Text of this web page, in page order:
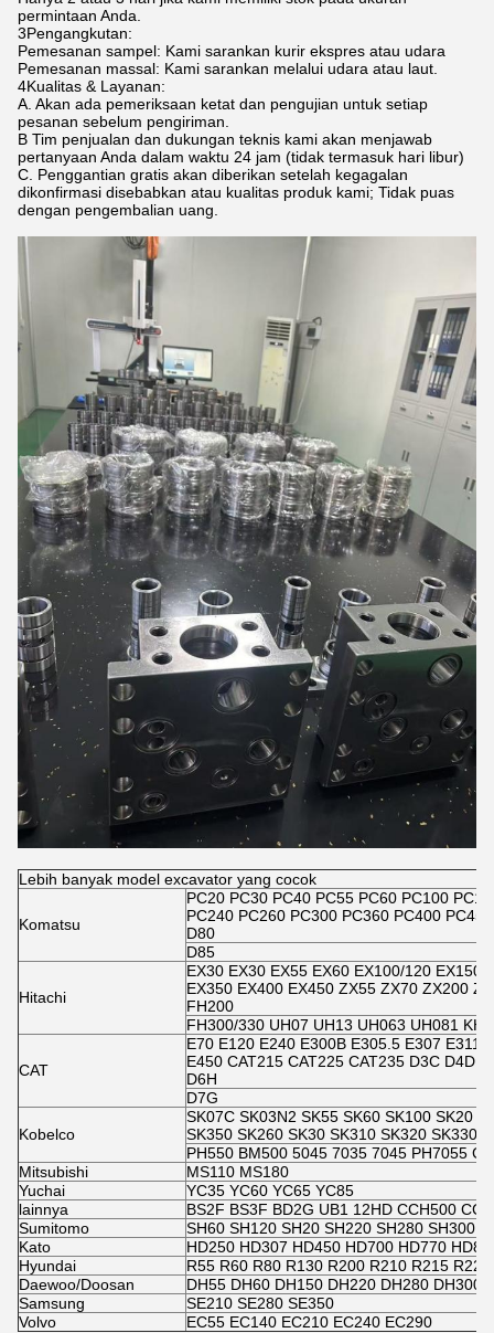
permintaan Anda.
3Pengangkutan:
Pemesanan sampel: Kami sarankan kurir ekspres atau udara
Pemesanan massal: Kami sarankan melalui udara atau laut.
4Kualitas & Layanan:
A. Akan ada pemeriksaan ketat dan pengujian untuk setiap
pesanan sebelum pengiriman.
B Tim penjualan dan dukungan teknis kami akan menjawab
pertanyaan Anda dalam waktu 24 jam (tidak termasuk hari libur)
C. Penggantian gratis akan diberikan setelah kegagalan
dikonfirmasi disebabkan atau kualitas produk kami; Tidak puas
dengan pengembalian uang.
Lebih banyak model excavator yang cocok
Komatsu
PC20 PC30 PC40 PC55 PC60 PC100
PC240 PC260 PC300 PC360 PC400
D80
D85
Hitachi
EX30 EX30 EX55 EX60 EX100/120 EX150
EX350 EX400 EX450 ZX55 ZX70 ZX200
FH200
FH300/330 UH07 UH13 UH063 UH081
CAT
E70 E120 E240 E300B E305.5 E307
E450 CAT215 CAT225 CAT235 D3C D4D
D6H
D7G
Kobelco
SK07C SK03N2 SK55 SK60 SK100 SK20
SK350 SK260 SK30 SK310 SK320 SK330
PH550 BM500 5045 7035 7045 PH7055
Mitsubishi
MS110 MS180
Yuchai
YC35 YC60 YC65 YC85
lainnya
BS2F BS3F BD2G UB1 12HD CCH500
Sumitomo
SH60 SH120 SH20 SH220 SH280 SH300
Kato
HD250 HD307 HD450 HD700 HD770
Hyundai
R55 R60 R80 R130 R200 R210 R215
Daewoo/Doosan
DH55 DH60 DH150 DH220 DH280 DH300
Samsung
SE210 SE280 SE350
Volvo
EC55 EC140 EC210 EC240 EC290